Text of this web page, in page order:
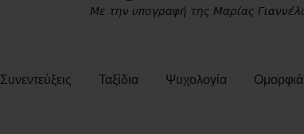
Συνεντεύξεις Ταξίδια Ψυχολογία Ομορφιά